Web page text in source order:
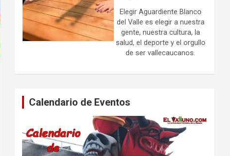
Elegir Aguardiente Blanco
del Valle es elegir a nuestra
gente, nuestra cultura, la
salud, el deporte y el orgullo
de ser vallecaucanos.
Calendario de Eventos